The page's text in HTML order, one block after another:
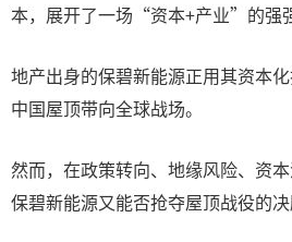
本，展开了一场“资本+产业”的强
地产出身的保碧新能源正用其资本
中国屋顶带向全球战场。
然而，在政策转向、地缘风险、资本
保碧新能源又能否抢夺屋顶战役的决